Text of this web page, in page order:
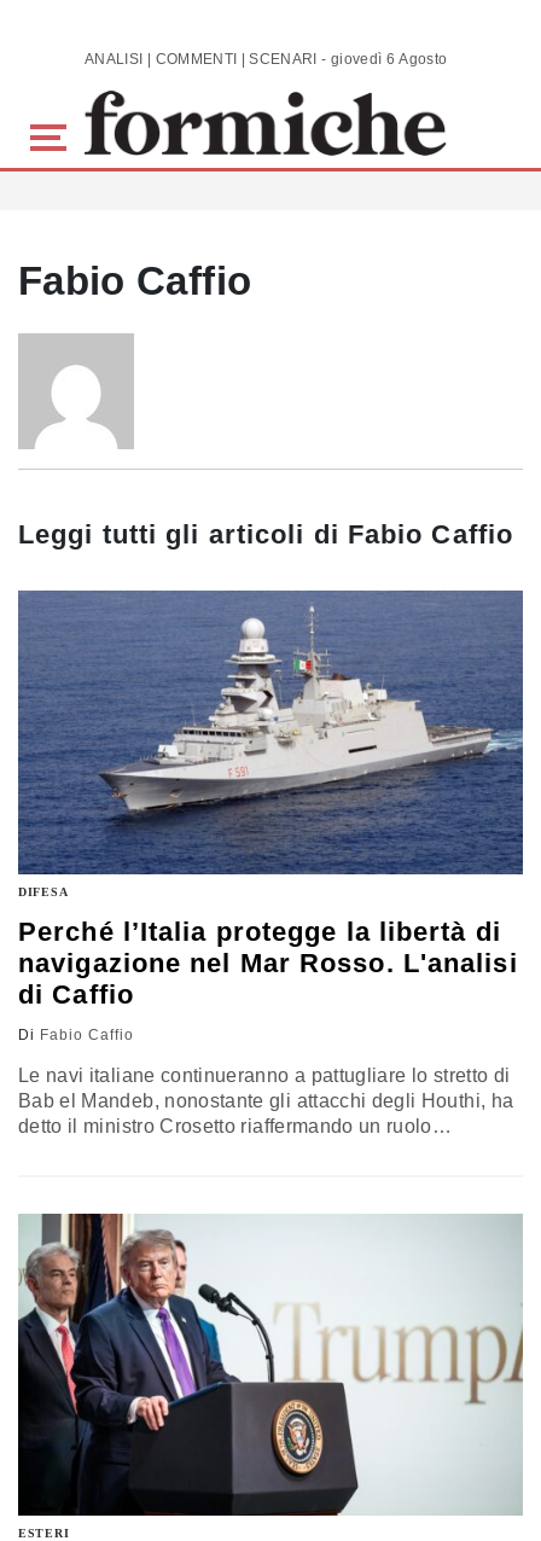
Skip to main content ANALISI | COMMENTI | SCENARI - giovedì 6 Agosto 2026
Fabio Caffio
Leggi tutti gli articoli di Fabio Caffio
DIFESA
Perché l’Italia protegge la libertà di
navigazione nel Mar Rosso. L'analisi
di Caffio
Di Fabio Caffio
Le navi italiane continueranno a pattugliare lo stretto di
Bab el Mandeb, nonostante gli attacchi degli Houthi, ha
detto il ministro Crosetto riaffermando un ruolo
dell’ammiraglio Fabio Caffio
ESTERI